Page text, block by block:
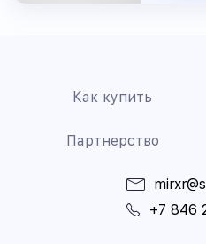
Как купить
Партнерство
+7 846